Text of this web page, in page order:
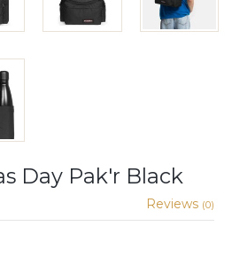
Day Pak'r Black
Reviews (0)